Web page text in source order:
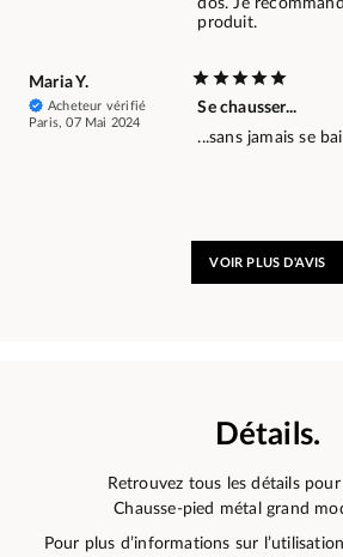
dos. Je
produit.
Maria Y.
Acheteur vérifié
Paris, 07 Mai 2024
Se chausser...
...sans jamais se
VOIR PLUS D'AVIS
Détails.
Retrouvez tous les détails
Chausse-pied métal grand
Pour plus d’informations sur